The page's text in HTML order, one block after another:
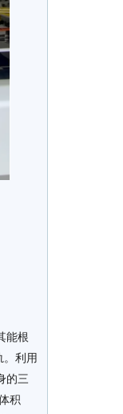
能根
。利用
的三
积